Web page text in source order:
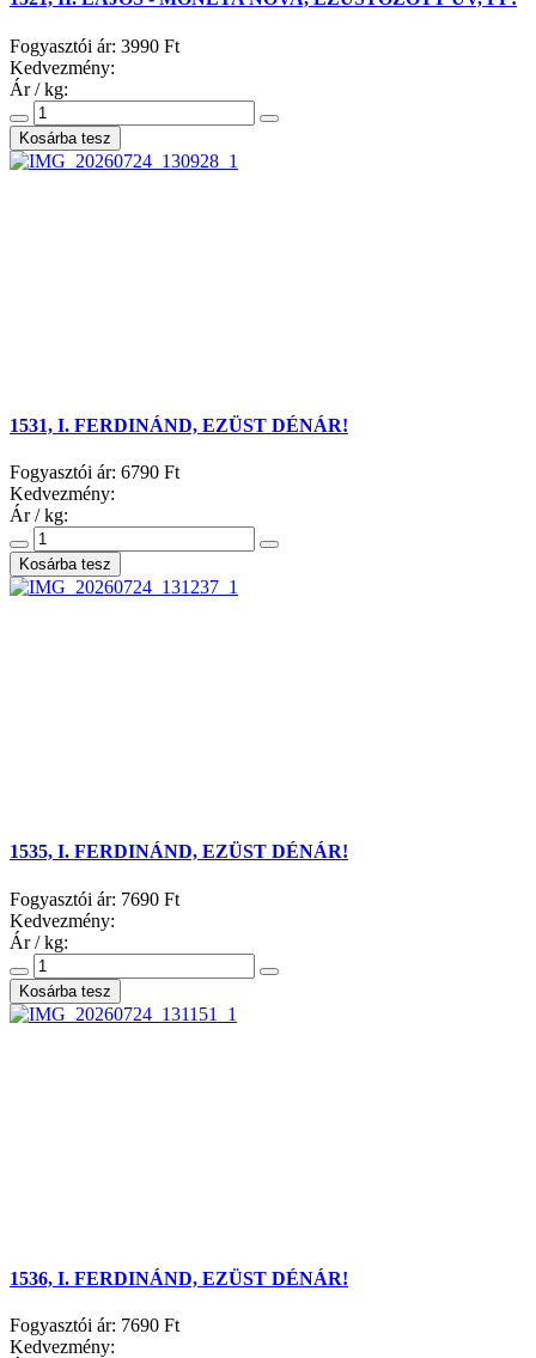
Fogyasztói ár: 3990 Ft
Kedvezmény:
Ár / kg:
1531, I. FERDINÁND, EZÜST DÉNÁR!
Fogyasztói ár: 6790 Ft
Kedvezmény:
Ár / kg:
1535, I. FERDINÁND, EZÜST DÉNÁR!
Fogyasztói ár: 7690 Ft
Kedvezmény:
Ár / kg:
1536, I. FERDINÁND, EZÜST DÉNÁR!
Fogyasztói ár: 7690 Ft
Kedvezmény: